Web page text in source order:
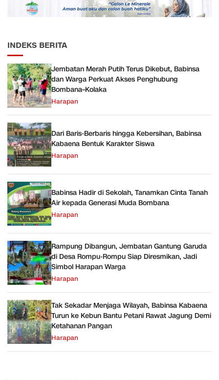
INDEKS BERITA
Jembatan Merah Putih Terus Dikebut, Babinsa
dan Warga Perkuat Akses Penghubung
Bombana–Kolaka
Harapan
Dari Baris-Berbaris hingga Kebersihan, Babinsa
Kabaena Bentuk Karakter Siswa
Harapan
Babinsa Hadir di Sekolah, Tanamkan Cinta Tanah
Air kepada Generasi Muda Bombana
Harapan
Rampung Dibangun, Jembatan Gantung Garuda
di Desa Rompu-Rompu Siap Diresmikan, Jadi
Simbol Harapan Warga
Harapan
Tak Sekadar Menjaga Wilayah, Babinsa Kabaena
Turun ke Kebun Bantu Petani Rawat Jagung Demi
Ketahanan Pangan
Harapan